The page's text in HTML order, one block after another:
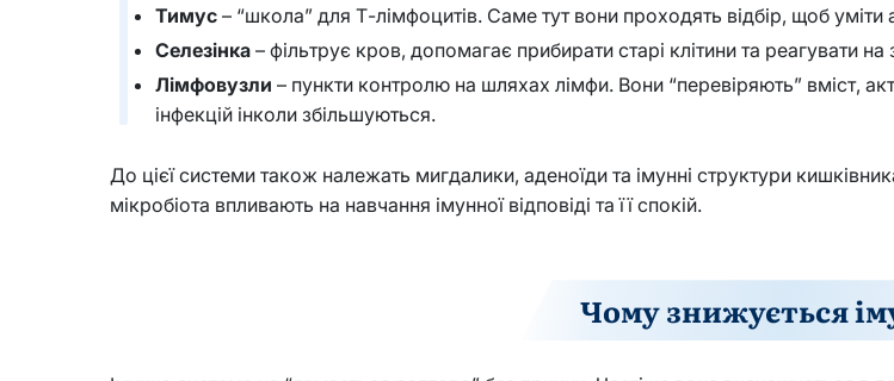
Тимус – “школа” для Т-лімфоцитів. Саме тут вони проходять відбір, щоб уміти
Селезінка – фільтрує кров, допомагає прибирати старі клітини та реагувати
Лімфовузли – пункти контролю на шляхах лімфи. Вони “перевіряють” вміст,
інфекцій інколи збільшуються.
До цієї системи також належать мигдалики, аденоїди та імунні структури
мікробіота впливають на навчання імунної відповіді та її спокій.
Чому знижується